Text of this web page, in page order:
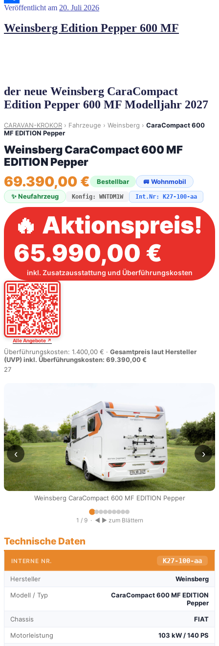
Translate
Teilen
Veröffentlicht am 20. Juli 2026
Weinsberg Edition Pepper 600 MF
der neue Weinsberg CaraCompact
Edition Pepper 600 MF Modelljahr 2027
CARAVAN-KROKOR › Fahrzeuge › Weinsberg › CaraCompact 600
MF EDITION Pepper
Weinsberg CaraCompact 600 MF
EDITION Pepper
69.390,00 € Bestellbar
🚐 Wohnmobil
✨ Neufahrzeug
Konfig: WNTDM1W Int.Nr: K27-100-aa
🔥 Aktionspreis!
65.990,00 €
inkl. Zusatzausstattung und Überführungskosten
Alle Angebote ↗
Überführungskosten: 1.400,00 € · Gesamtpreis laut Hersteller
(UVP) inkl. Überführungskosten: 69.390,00 €
27
Weinsberg CaraCompact 600 MF EDITION Pepper
‹ ›
1 / 9· ◀ ▶ zum Blättern
Technische Daten
INTERNE NR. K27-100-aa
Hersteller Weinsberg
Modell / Typ
CaraCompact 600 MF EDITION
Pepper
Chassis FIAT
Motorleistung 103 kW / 140 PS